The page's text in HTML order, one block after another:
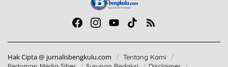
Hak Cipta @ jurnalisbengkulu.com
Tentang Kami